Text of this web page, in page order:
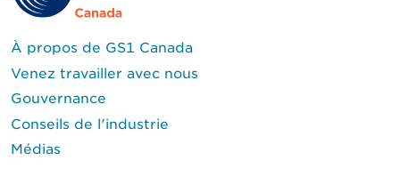
À propos de GS1 Canada
Venez travailler avec nous
Gouvernance
Conseils de l'industrie
Médias